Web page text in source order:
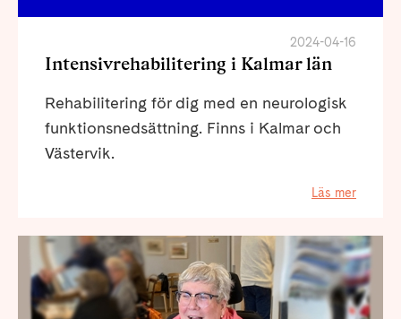
2024-04-16
Intensivrehabilitering i Kalmar län
Rehabilitering för dig med en neurologisk
funktionsnedsättning. Finns i Kalmar och
Västervik.
Läs mer